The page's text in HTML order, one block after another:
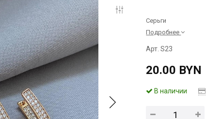
Серьги
Подробнее
Арт. S23
20.00 BYN
В наличии